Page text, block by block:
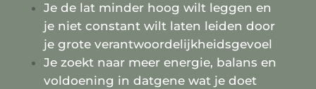
Je de lat minder hoog wilt leggen en
je niet constant wilt laten leiden door
je grote verantwoordelijkheidsgevoel
Je zoekt naar meer energie, balans en
voldoening in datgene wat je doet